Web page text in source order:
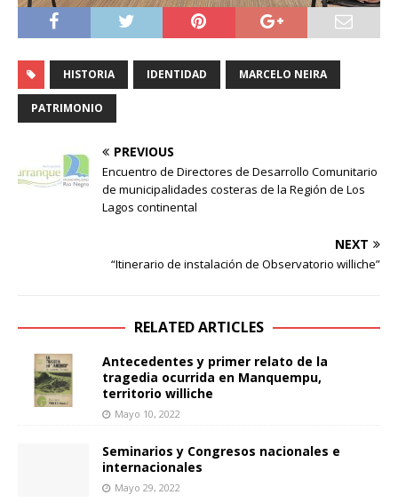
HISTORIA IDENTIDAD MARCELO NEIRA
PATRIMONIO
PREVIOUS
Encuentro de Directores de Desarrollo Comunitario
de municipalidades costeras de la Región de Los
Lagos continental
NEXT
“Itinerario de instalación de Observatorio williche”
RELATED ARTICLES
Antecedentes y primer relato de la
tragedia ocurrida en Manquempu,
territorio williche
Mayo 10, 2022
Seminarios y Congresos nacionales e
internacionales
Mayo 29, 2022